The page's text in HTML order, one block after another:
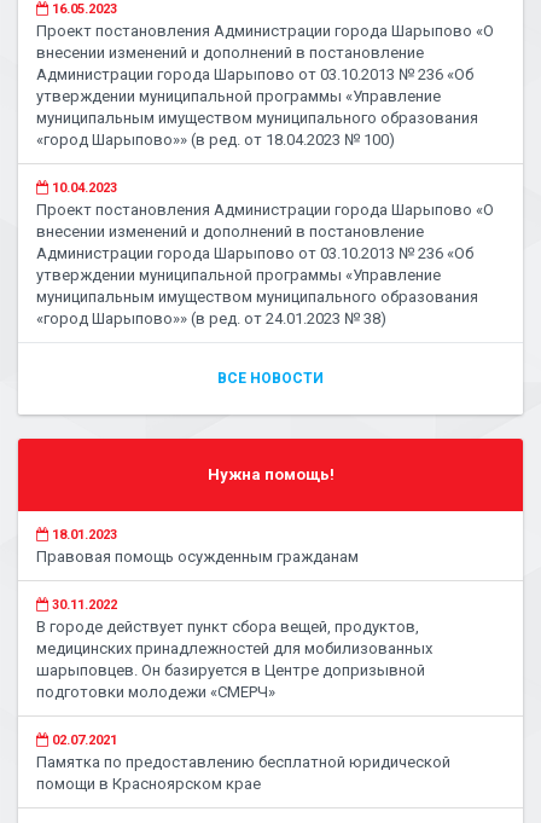
16.05.2023
Проект постановления Администрации города Шарыпово «О
внесении изменений и дополнений в постановление
Администрации города Шарыпово от 03.10.2013 № 236 «Об
утверждении муниципальной программы «Управление
муниципальным имуществом муниципального образования
«город Шарыпово»» (в ред. от 18.04.2023 № 100)
10.04.2023
Проект постановления Администрации города Шарыпово «О
внесении изменений и дополнений в постановление
Администрации города Шарыпово от 03.10.2013 № 236 «Об
утверждении муниципальной программы «Управление
муниципальным имуществом муниципального образования
«город Шарыпово»» (в ред. от 24.01.2023 № 38)
ВСЕ НОВОСТИ
Нужна помощь!
18.01.2023
Правовая помощь осужденным гражданам
30.11.2022
В городе действует пункт сбора вещей, продуктов,
медицинских принадлежностей для мобилизованных
шарыповцев. Он базируется в Центре допризывной
подготовки молодежи «СМЕРЧ»
02.07.2021
Памятка по предоставлению бесплатной юридической
помощи в Красноярском крае